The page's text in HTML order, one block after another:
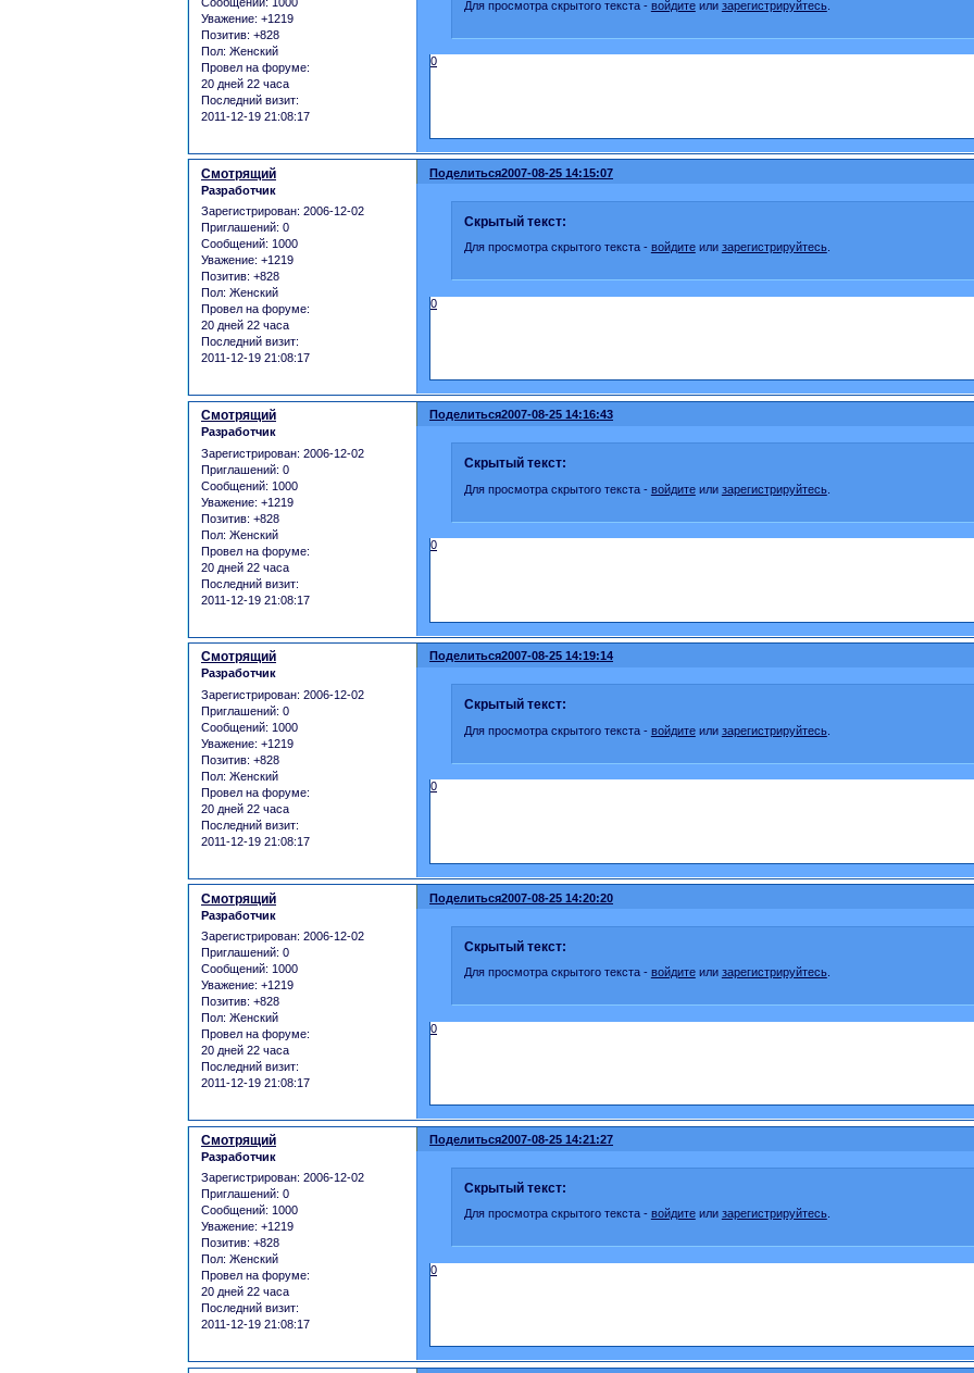
Уважение: +1219
Позитив: +828
Пол: Женский
Провел на форуме:
20 дней 22 часа
Последний визит:
2011-12-19 21:08:17
Для просмотра скрытого текста - войдитеили зарегистрируйтесь.
0
Поделиться2007-08-25 14:15:07
Смотрящий
Разработчик
Зарегистрирован: 2006-12-02
Приглашений: 0
Сообщений: 1000
Уважение: +1219
Позитив: +828
Пол: Женский
Провел на форуме:
20 дней 22 часа
Последний визит:
2011-12-19 21:08:17
Скрытый текст:
Для просмотра скрытого текста - войдитеили зарегистрируйтесь.
0
Поделиться2007-08-25 14:16:43
Смотрящий
Разработчик
Зарегистрирован: 2006-12-02
Приглашений: 0
Сообщений: 1000
Уважение: +1219
Позитив: +828
Пол: Женский
Провел на форуме:
20 дней 22 часа
Последний визит:
2011-12-19 21:08:17
Скрытый текст:
Для просмотра скрытого текста - войдитеили зарегистрируйтесь.
0
Поделиться2007-08-25 14:19:14
Смотрящий
Разработчик
Зарегистрирован: 2006-12-02
Приглашений: 0
Сообщений: 1000
Уважение: +1219
Позитив: +828
Пол: Женский
Провел на форуме:
20 дней 22 часа
Последний визит:
2011-12-19 21:08:17
Скрытый текст:
Для просмотра скрытого текста - войдитеили зарегистрируйтесь.
0
Поделиться2007-08-25 14:20:20
Смотрящий
Разработчик
Зарегистрирован: 2006-12-02
Приглашений: 0
Сообщений: 1000
Уважение: +1219
Позитив: +828
Пол: Женский
Провел на форуме:
20 дней 22 часа
Последний визит:
2011-12-19 21:08:17
Скрытый текст:
Для просмотра скрытого текста - войдитеили зарегистрируйтесь.
0
Поделиться2007-08-25 14:21:27
Смотрящий
Разработчик
Зарегистрирован: 2006-12-02
Приглашений: 0
Сообщений: 1000
Уважение: +1219
Позитив: +828
Пол: Женский
Провел на форуме:
20 дней 22 часа
Последний визит:
2011-12-19 21:08:17
Скрытый текст:
Для просмотра скрытого текста - войдитеили зарегистрируйтесь.
0